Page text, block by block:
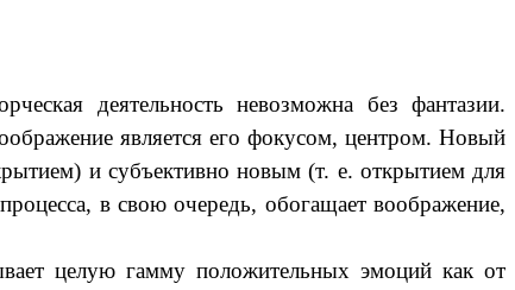
деятельность невозможна без фантазии.
является его фокусом, центром. Новый
и субъективно новым (т. е. открытием для
в свою очередь, обогащает воображение,
целую гамму положительных эмоций как от